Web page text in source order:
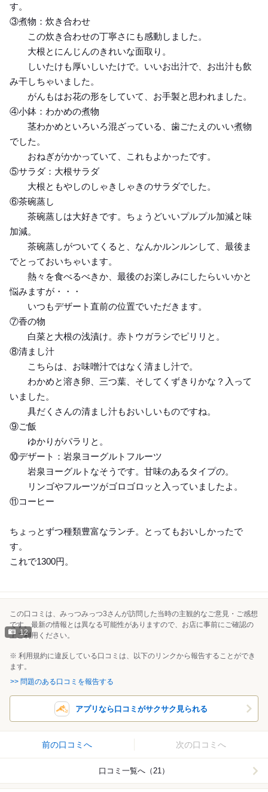
す。
③煮物：炊き合わせ
この炊き合わせの丁寧さにも感動しました。
大根とにんじんのきれいな面取り。
しいたけも厚いしいたけで。いいお出汁で、お出汁も飲
み干しちゃいました。
がんもはお花の形をしていて、お手製と思われました。
④小鉢：わかめの煮物
茎わかめといろいろ混ざっている、歯ごたえのいい煮物
でした。
おねぎがかかっていて、これもよかったです。
⑤サラダ：大根サラダ
大根ともやしのしゃきしゃきのサラダでした。
⑥茶碗蒸し
茶碗蒸しは大好きです。ちょうどいいプルプル加減と味
加減。
茶碗蒸しがついてくると、なんかルンルンして、最後ま
でとっておいちゃいます。
熱々を食べるべきか、最後のお楽しみにしたらいいかと
悩みますが・・・
いつもデザート直前の位置でいただきます。
⑦香の物
白菜と大根の浅漬け。赤トウガラシでピリリと。
⑧清まし汁
こちらは、お味噌汁ではなく清まし汁で。
わかめと溶き卵、三つ葉、そしてくずきりかな？入って
いました。
具だくさんの清まし汁もおいしいものですね。
⑨ご飯
ゆかりがパラリと。
⑩デザート：岩泉ヨーグルトフルーツ
岩泉ヨーグルトなそうです。甘味のあるタイプの。
リンゴやフルーツがゴロゴロッと入っていましたよ。
⑪コーヒー
ちょっとずつ種類豊富なランチ。とってもおいしかったで
す。
これで1300円。
12
この口コミは、みっつみっつ3さんが訪問した当時の主観的なご意見・ご感想
です。最新の情報とは異なる可能性がありますので、お店に事前にご確認の
上ご利用ください。
※ 利用規約に違反している口コミは、以下のリンクから報告することができ
ます。
>> 問題のある口コミを報告する
アプリなら口コミがサクサク見られる
前の口コミへ 次の口コミへ
口コミ一覧へ（21）